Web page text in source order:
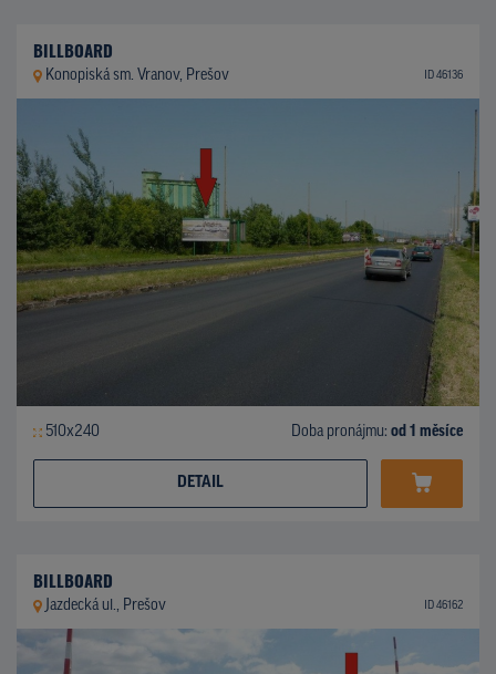
BILLBOARD
Konopiská sm. Vranov, Prešov ID 46136
510x240 Doba pronájmu: od 1 měsíce
DETAIL
BILLBOARD
Jazdecká ul., Prešov ID 46162